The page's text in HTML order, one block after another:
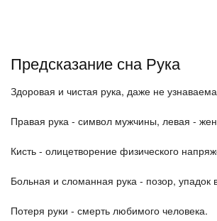
Предсказание сна Рука
Здоровая и чистая рука, даже не
Правая рука - символ мужчины, левая -
Кисть - олицетворение физического
Больная и сломанная рука - позор, упадок
Потеря руки - смерть любимого человека.